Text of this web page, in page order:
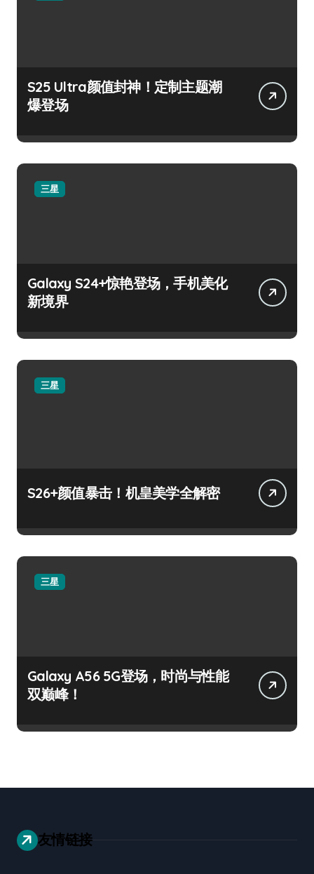
S25 Ultra颜值封神！定制主题潮
爆登场
三星
Galaxy S24+惊艳登场，手机美化
新境界
三星
S26+颜值暴击！机皇美学全解密
三星
Galaxy A56 5G登场，时尚与性能
双巅峰！
友情链接